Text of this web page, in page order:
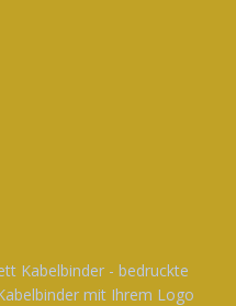
Kabelbinder - bedruckte
mit Ihrem Logo